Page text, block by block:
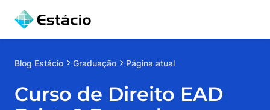
Blog Estácio Graduação Página atual
Curso de Direito EAD